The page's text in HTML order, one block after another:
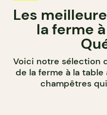
Les
la ferme
Voici notre sélection
de la ferme à la table
champêtres